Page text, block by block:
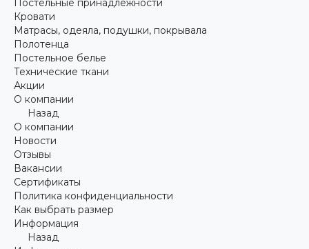
Кровати
Матрасы, одеяла, подушки, покрывала
Полотенца
Постельное белье
Технические ткани
Акции
О компании
Назад
О компании
Новости
Отзывы
Вакансии
Сертификаты
Политика конфиденциальности
Как выбрать размер
Информация
Назад